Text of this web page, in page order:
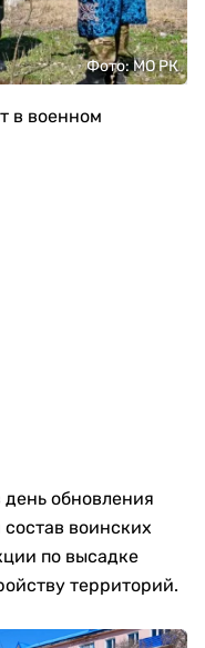
Фото: МО РК
в военном
обновления
воинских
по высадке
территорий.